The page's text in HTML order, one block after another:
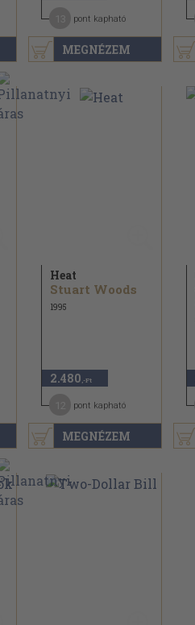
MEGNÉZEM
pont kapható
MEGNÉZEM
Heat
Stuart Woods
1995
2.480 ,-Ft
pont kapható